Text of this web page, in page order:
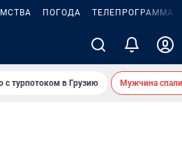
ПОГОДА ТЕЛЕПРОГРАММА
с турпотоком в Грузию Мужчина